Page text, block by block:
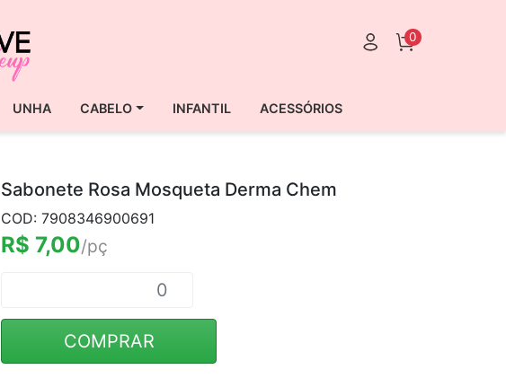
0
UNHA CABELO INFANTIL ACESSÓRIOS
Sabonete Rosa Mosqueta Derma Chem
COD: 7908346900691
R$ 7,00/pç
COMPRAR